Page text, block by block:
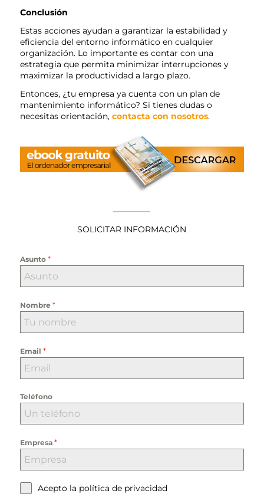
Conclusión
Estas acciones ayudan a garantizar la estabilidad y
eficiencia del entorno informático en cualquier
organización. Lo importante es contar con una
estrategia que permita minimizar interrupciones y
maximizar la productividad a largo plazo.
Entonces, ¿tu empresa ya cuenta con un plan de
mantenimiento informático? Si tienes dudas o
necesitas orientación, contacta con nosotros.
————–
SOLICITAR INFORMACIÓN
Asunto *
Nombre *
Email *
Teléfono
Empresa *
Acepto la política de privacidad